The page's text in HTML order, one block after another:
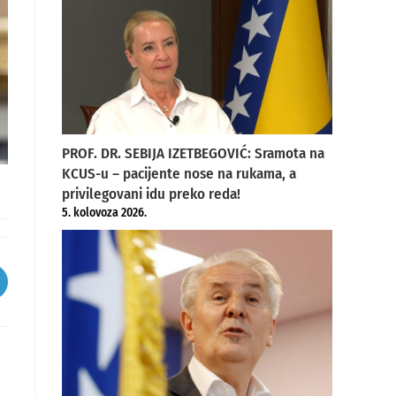
PROF. DR. SEBIJA IZETBEGOVIĆ: Sramota na
KCUS-u – pacijente nose na rukama, a
privilegovani idu preko reda!
5. kolovoza 2026.